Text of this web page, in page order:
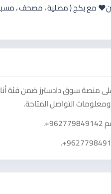
منصة سوق دادسترز ضمن فئة
التواصل المتاحة.
+962779849142
.
.